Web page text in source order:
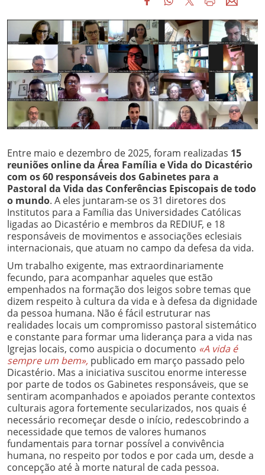
Entre maio e dezembro de 2025, foram realizadas 15
reuniões online da Área Família e Vida do Dicastério
com os 60 responsáveis dos Gabinetes para a
Pastoral da Vida das Conferências Episcopais de todo
o mundo. A eles juntaram-se os 31 diretores dos
Institutos para a Família das Universidades Católicas
ligadas ao Dicastério e membros da REDIUF, e 18
responsáveis de movimentos e associações eclesiais
internacionais, que atuam no campo da defesa da vida.
Um trabalho exigente, mas extraordinariamente
fecundo, para acompanhar aqueles que estão
empenhados na formação dos leigos sobre temas que
dizem respeito à cultura da vida e à defesa da dignidade
da pessoa humana. Não é fácil estruturar nas
realidades locais um compromisso pastoral sistemático
e constante para formar uma liderança para a vida nas
Igrejas locais, como auspicia o documento «A vida é
sempre um bem», publicado em março passado pelo
Dicastério. Mas a iniciativa suscitou enorme interesse
por parte de todos os Gabinetes responsáveis, que se
sentiram acompanhados e apoiados perante contextos
culturais agora fortemente secularizados, nos quais é
necessário recomeçar desde o início, redescobrindo a
necessidade que temos de valores humanos
fundamentais para tornar possível a convivência
humana, no respeito por todos e por cada um, desde a
concepção até à morte natural de cada pessoa.